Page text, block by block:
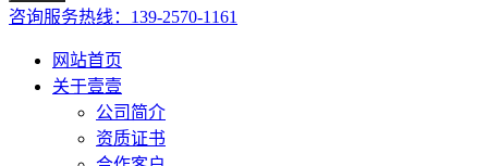
咨询服务热线：139-2570-1161
网站首页
关于壹壹
公司简介
资质证书